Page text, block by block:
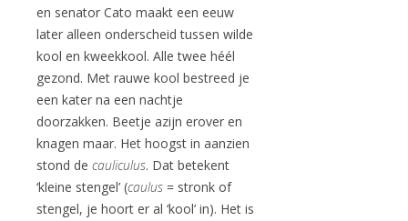
en senator Cato maakt een eeuw
later alleen onderscheid tussen wilde
kool en kweekkool. Alle twee héél
gezond. Met rauwe kool bestreed je
een kater na een nachtje
doorzakken. Beetje azijn erover en
knagen maar. Het hoogst in aanzien
stond de cauliculus. Dat betekent
‘kleine stengel’ (caulus = stronk of
stengel, je hoort er al ‘kool’ in). Het is